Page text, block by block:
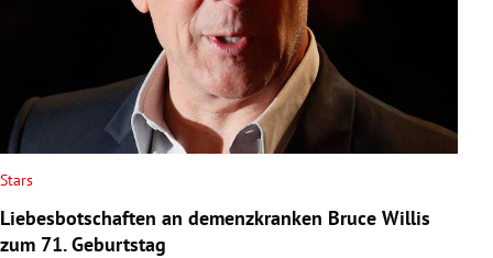
Stars
Liebesbotschaften an demenzkranken Bruce Willis
zum 71. Geburtstag